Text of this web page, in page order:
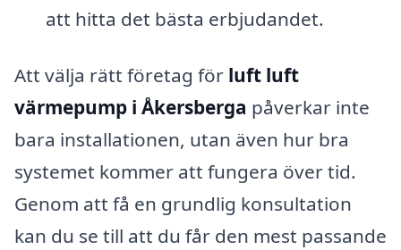
att hitta det bästa erbjudandet.
Att välja rätt företag för luft luft
värmepump i Åkersberga påverkar inte
bara installationen, utan även hur bra
systemet kommer att fungera över tid.
Genom att få en grundlig konsultation
kan du se till att du får den mest passande